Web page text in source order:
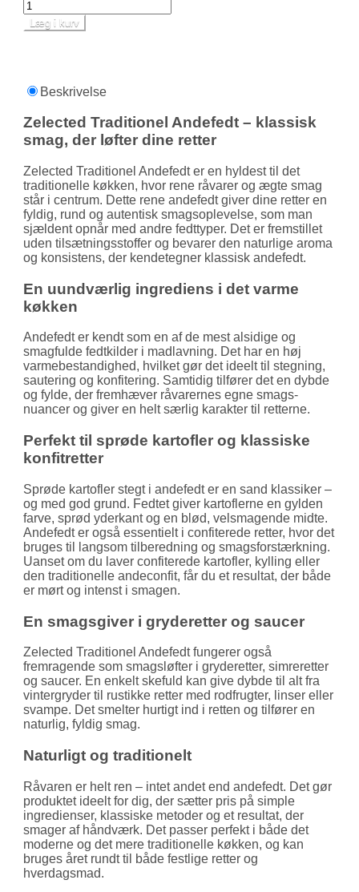
Læg i kurv
Beskrivelse
Zelected Traditionel Andefedt – klassisk
smag, der løfter dine retter
Zelected Traditionel Andefedt er en hyldest til det
traditionelle køkken, hvor rene råvarer og ægte smag
står i centrum. Dette rene andefedt giver dine retter en
fyldig, rund og autentisk smags­oplevelse, som man
sjældent opnår med andre fedttyper. Det er fremstillet
uden tilsætnings­stoffer og bevarer den naturlige aroma
og konsistens, der kendetegner klassisk andefedt.
En uundværlig ingrediens i det varme
køkken
Andefedt er kendt som en af de mest alsidige og
smagfulde fedtkilder i madlavning. Det har en høj
varme­bestandighed, hvilket gør det ideelt til stegning,
sautering og konfitering. Samtidig tilfører det en dybde
og fylde, der fremhæver råvarernes egne smags­
nuancer og giver en helt særlig karakter til retterne.
Perfekt til sprøde kartofler og klassiske
konfitretter
Sprøde kartofler stegt i andefedt er en sand klassiker –
og med god grund. Fedtet giver kartoflerne en gylden
farve, sprød yderkant og en blød, velsmagende midte.
Andefedt er også essentielt i confiterede retter, hvor det
bruges til langsom tilberedning og smags­forstærkning.
Uanset om du laver confiterede kartofler, kylling eller
den traditionelle andeconfit, får du et resultat, der både
er mørt og intenst i smagen.
En smagsgiver i gryderetter og saucer
Zelected Traditionel Andefedt fungerer også
fremragende som smags­løfter i gryderetter, simreretter
og saucer. En enkelt skefuld kan give dybde til alt fra
vinter­gryder til rustikke retter med rodfrugter, linser eller
svampe. Det smelter hurtigt ind i retten og tilfører en
naturlig, fyldig smag.
Naturligt og traditionelt
Råvaren er helt ren – intet andet end andefedt. Det gør
produktet ideelt for dig, der sætter pris på simple
ingredienser, klassiske metoder og et resultat, der
smager af håndværk. Det passer perfekt i både det
moderne og det mere traditionelle køkken, og kan
bruges året rundt til både festlige retter og
hverdagsmad.